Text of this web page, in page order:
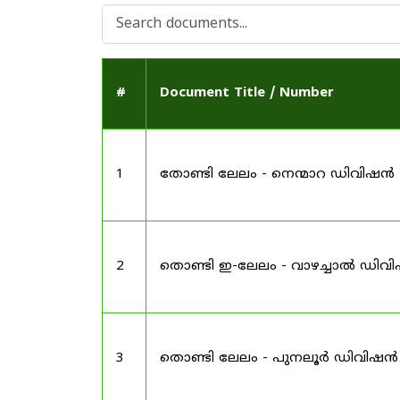
# Document Title / Number
1 തോണ്ടി ലേലം - നെന്മാറ ഡിവിഷൻ
2 തൊണ്ടി ഇ-ലേലം - വാഴച്ചാൽ
3 തൊണ്ടി ലേലം - പുനലൂർ ഡിവിഷൻ